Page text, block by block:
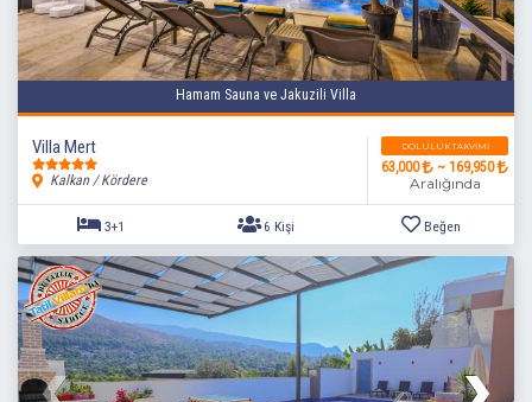
3+1 6 Kişi Beğen
Hamam Sauna ve Jakuzili Villa
Villa Mert
Kalkan / Kördere
DOLULUK TAKVIMI
63,000 ~ 169,950
Aralığında